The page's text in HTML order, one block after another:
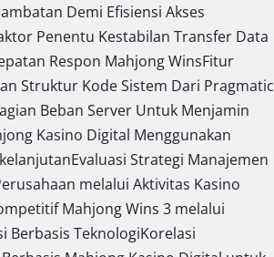
Demi Efisiensi Akses
Penentu Kestabilan Transfer Data
Respon Mahjong WinsFitur
Struktur Kode Sistem Dari Pragmatic
Beban Server Untuk Menjamin
Kasino Digital Menggunakan
Evaluasi Strategi Manajemen
melalui Aktivitas Kasino
Mahjong Wins 3 melalui
Berbasis TeknologiKorelasi